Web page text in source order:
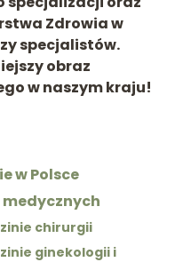
Zdrowia w
specjalistów.
obraz
w naszym kraju!
w Polsce
chirurgii
ginekologii i